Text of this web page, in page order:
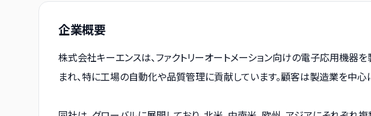
企業概要
株式会社キーエンスは、ファクトリーオートメーション向けの電子応用機器
まれ、特に工場の自動化や品質管理に貢献しています。顧客は製造業を中心